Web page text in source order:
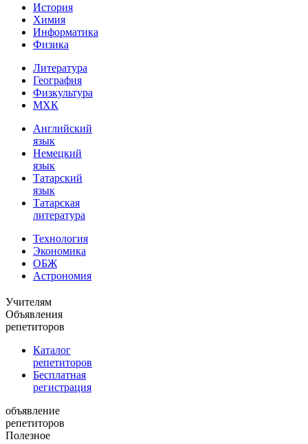
История
Химия
Информатика
Физика
Литература
География
Физкультура
МХК
Английский
язык
Немецкий
язык
Татарский
язык
Татарская
литература
Технология
Экономика
ОБЖ
Астрономия
Учителям
Объявления
репетиторов
Каталог
репетиторов
Бесплатная
регистрация
объявление
репетиторов
Полезное